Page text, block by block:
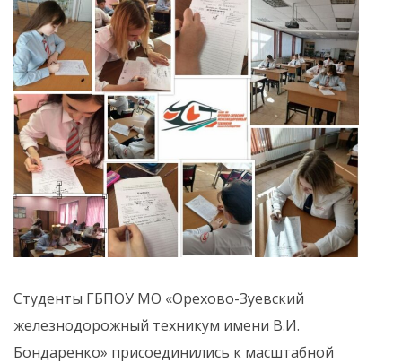
Студенты ГБПОУ МО «Орехово-Зуевский
железнодорожный техникум имени В.И.
Бондаренко» присоединились к масштабной